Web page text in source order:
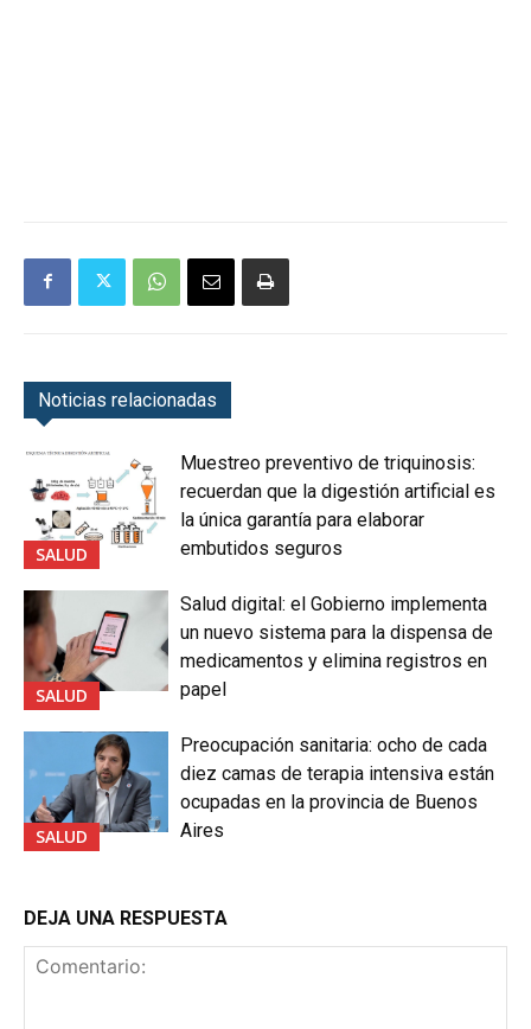
Noticias relacionadas
SALUD
Muestreo preventivo de triquinosis:
recuerdan que la digestión artificial es
la única garantía para elaborar
embutidos seguros
SALUD
Salud digital: el Gobierno implementa
un nuevo sistema para la dispensa de
medicamentos y elimina registros en
papel
SALUD
Preocupación sanitaria: ocho de cada
diez camas de terapia intensiva están
ocupadas en la provincia de Buenos
Aires
DEJA UNA RESPUESTA